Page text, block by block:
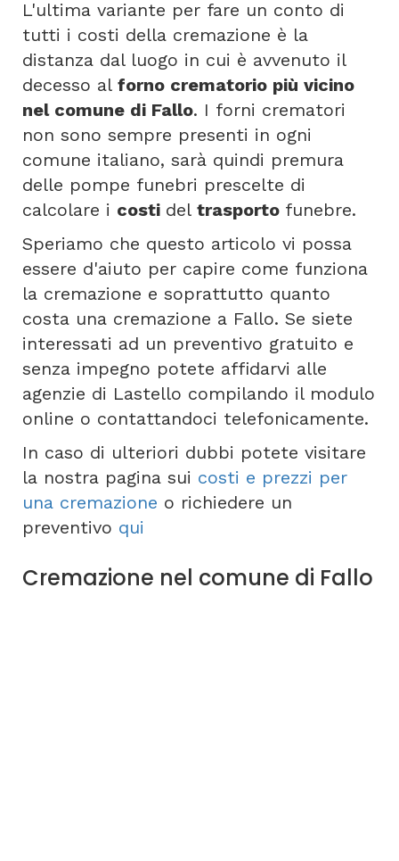
L'ultima variante per fare un conto di
tutti i costi della cremazione è la
distanza dal luogo in cui è avvenuto il
decesso al forno crematorio più vicino
nel comune di Fallo. I forni crematori
non sono sempre presenti in ogni
comune italiano, sarà quindi premura
delle pompe funebri prescelte di
calcolare i costi del trasporto funebre.
Speriamo che questo articolo vi possa
essere d'aiuto per capire come funziona
la cremazione e soprattutto quanto
costa una cremazione a Fallo. Se siete
interessati ad un preventivo gratuito e
senza impegno potete affidarvi alle
agenzie di Lastello compilando il modulo
online o contattandoci telefonicamente.
In caso di ulteriori dubbi potete visitare
la nostra pagina sui costi e prezzi per
una cremazione o richiedere un
preventivo qui
Cremazione nel comune di Fallo